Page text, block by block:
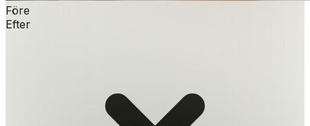
Före
Efter